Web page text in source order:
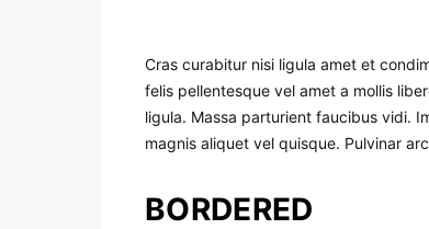
Cras curabitur nisi ligula amet et
felis pellentesque vel amet a mollis
ligula. Massa parturient faucibus vidi.
magnis aliquet vel quisque. Pulvinar
BORDERED